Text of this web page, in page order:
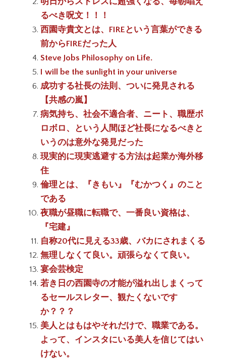
るべき呪文！！！
西園寺貴文とは、FIREという言葉ができる
前からFIREだった人
Steve Jobs Philosophy on Life.
I will be the sunlight in your universe
成功する社長の法則、ついに発見される
【共感の嵐】
病気持ち、社会不適合者、ニート、職歴ボ
ロボロ、という人間ほど社長になるべきと
いうのは意外な発見だった
現実的に現実逃避する方法は起業か海外移
住
倫理とは、『きもい』『むかつく』のこと
である
夜職が昼職に転職で、一番良い資格は、
『宅建』
自称20代に見える33歳、バカにされまくる
無理しなくて良い。頑張らなくて良い。
宴会芸検定
若き日の西園寺の才能が溢れ出しまくって
るセールスレター、観たくないです
か？？？
美人とはもはやそれだけで、職業である。
よって、インスタにいる美人を信じてはい
けない。